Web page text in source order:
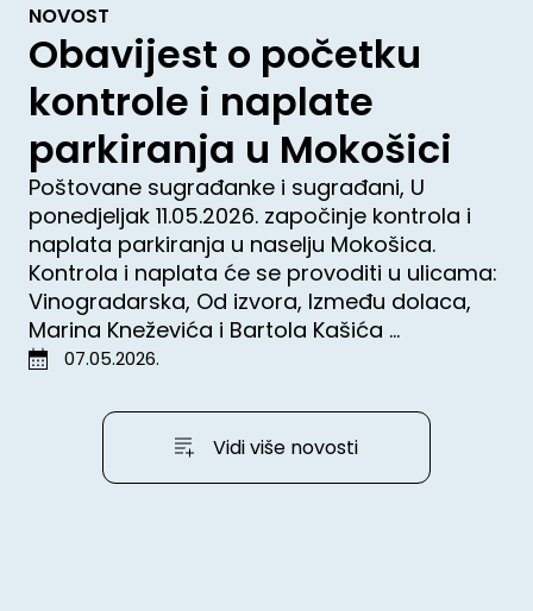
NOVOST
Obavijest o početku
kontrole i naplate
parkiranja u Mokošici
Poštovane sugrađanke i sugrađani, U
ponedjeljak 11.05.2026. započinje kontrola i
naplata parkiranja u naselju Mokošica.
Kontrola i naplata će se provoditi u ulicama:
Vinogradarska, Od izvora, Između dolaca,
Marina Kneževića i Bartola Kašića ...
07.05.2026.
Vidi više novosti